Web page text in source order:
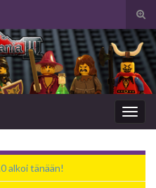
alkoi tänään!